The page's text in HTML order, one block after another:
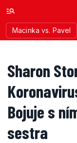
Macinka vs. Pavel
Sharon
Bojuje s
sestra